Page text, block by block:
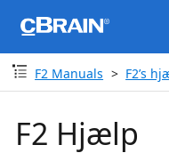
F2 Manuals F2’s
F2 Hjælp